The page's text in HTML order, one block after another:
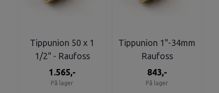
Tippunion 50 x 1
1/2" - Raufoss
1.565,-
På lager
Tippunion 1"-34mm
Raufoss
843,-
På lager